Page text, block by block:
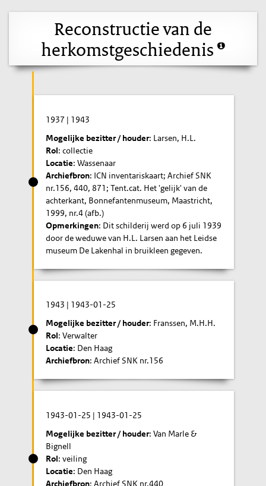
Reconstructie van de
herkomstgeschiedenis
1937 | 1943
Mogelijke bezitter / houder: Larsen, H.L.
Rol: collectie
Locatie: Wassenaar
Archiefbron: ICN inventariskaart; Archief SNK
nr.156, 440, 871; Tent.cat. Het 'gelijk' van de
achterkant, Bonnefantenmuseum, Maastricht,
1999, nr.4 (afb.)
Opmerkingen: Dit schilderij werd op 6 juli 1939
door de weduwe van H.L. Larsen aan het Leidse
museum De Lakenhal in bruikleen gegeven.
1943 | 1943-01-25
Mogelijke bezitter / houder: Franssen, M.H.H.
Rol: Verwalter
Locatie: Den Haag
Archiefbron: Archief SNK nr.156
1943-01-25 | 1943-01-25
Mogelijke bezitter / houder: Van Marle &
Bignell
Rol: veiling
Locatie: Den Haag
Archiefbron: Archief SNK nr.440